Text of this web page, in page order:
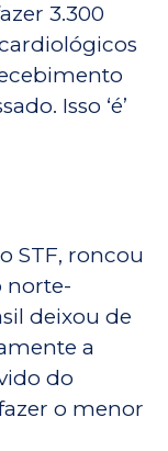
3.300
Isso ‘é’
STF, roncou
norte-
deixou de
a
do
o menor